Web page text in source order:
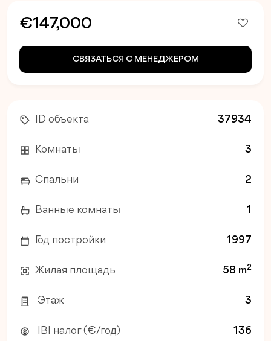
€147,000
СВЯЗАТЬСЯ С МЕНЕДЖЕРОМ
ID объекта 37934
Комнаты 3
Спальни 2
Ванные комнаты 1
Год постройки 1997
Жилая площадь 58 m2
Этаж 3
IBI налог (€/год) 136